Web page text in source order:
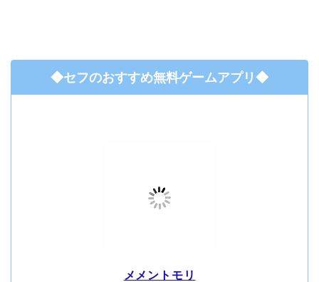
◆セフのおすすめ無料ゲームアプリ◆
メメントモリ